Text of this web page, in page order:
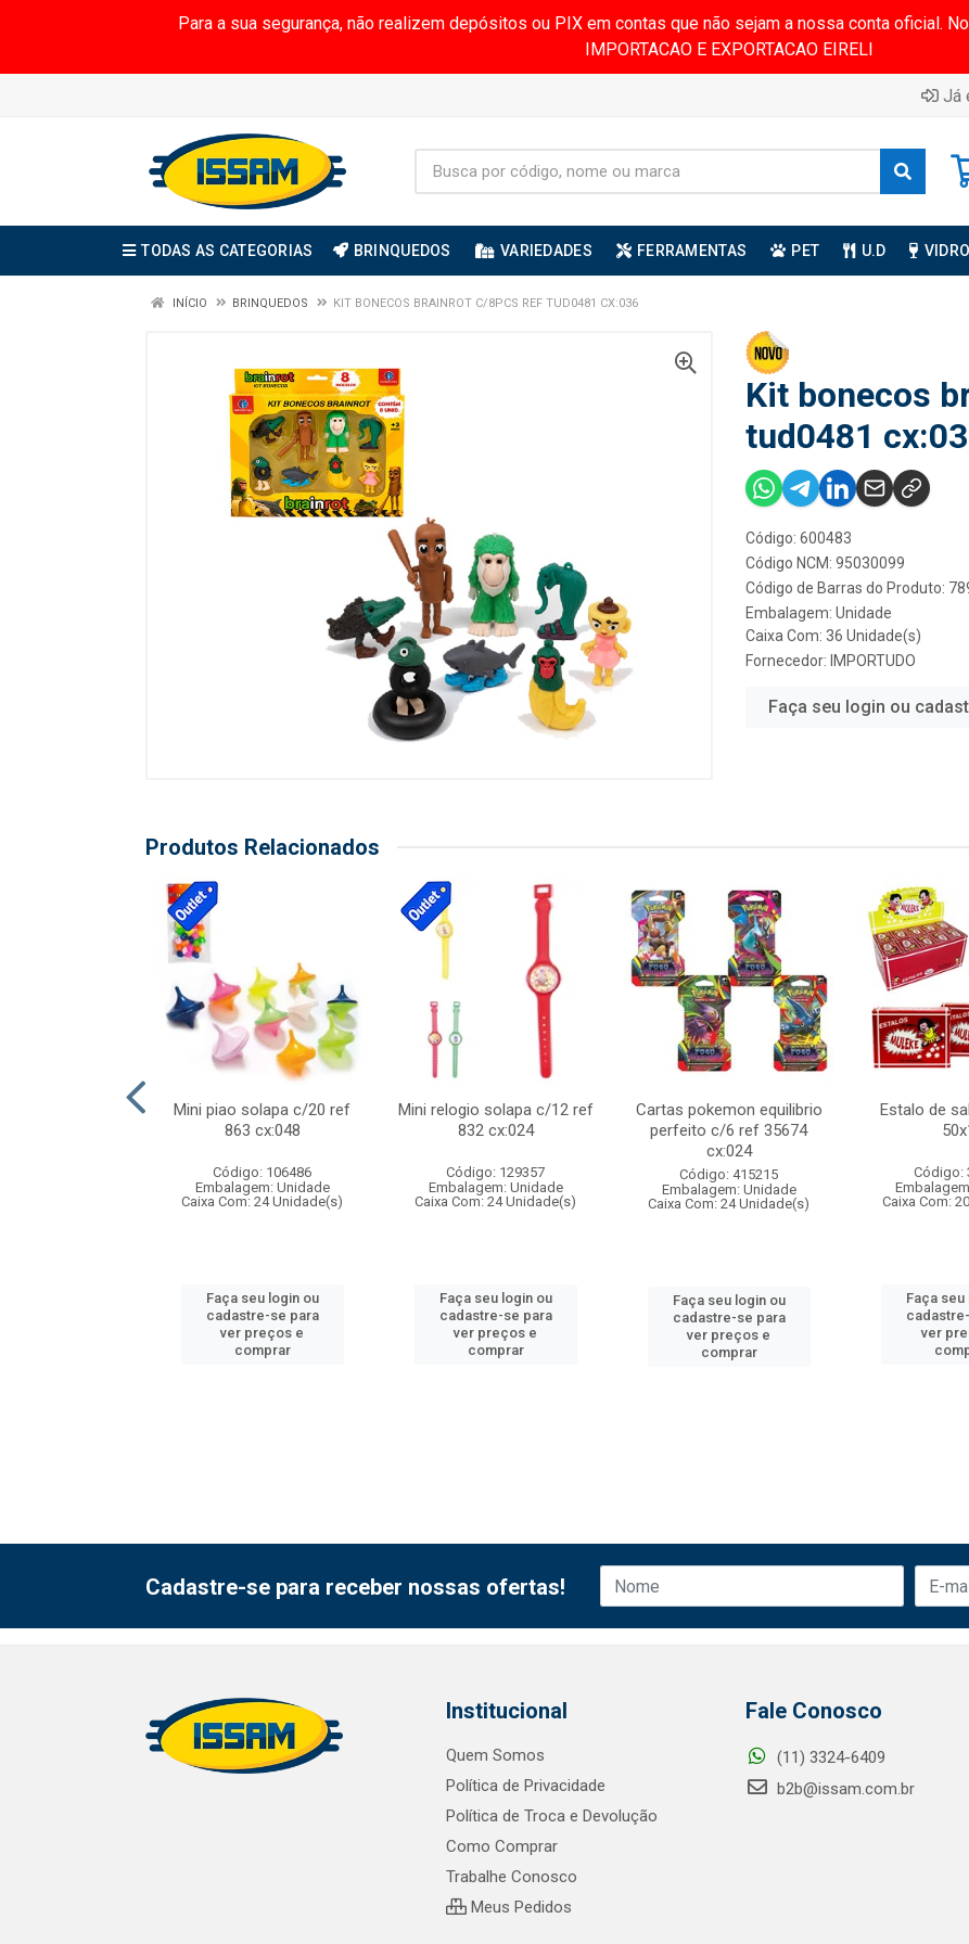
Para a sua segurança, não realizem depósitos ou PIX em contas que não sejam a nossa conta oficial.
IMPORTACAO E EXPORTACAO EIRELI
Já
TODAS AS CATEGORIAS BRINQUEDOS VARIEDADES FERRAMENTAS PET U.D
INÍCIO BRINQUEDOS KIT BONECOS BRAINROT C/8PCS REF TUD0481 CX:036
Kit bonecos
tud0481
Código: 600483
Código NCM: 95030099
Código de Barras do Produto:
Embalagem: Unidade
Caixa Com: 36 Unidade(s)
Fornecedor: IMPORTUDO
Faça seu login ou
Produtos Relacionados
Mini piao solapa c/20 ref
863 cx:048
Código: 106486
Embalagem: Unidade
Caixa Com: 24 Unidade(s)
Faça seu login ou
cadastre-se para
ver preços e
comprar
Mini relogio solapa c/12 ref
832 cx:024
Código: 129357
Embalagem: Unidade
Caixa Com: 24 Unidade(s)
Faça seu login ou
cadastre-se para
ver preços e
comprar
Cartas pokemon equilibrio
perfeito c/6 ref 35674
cx:024
Código: 415215
Embalagem: Unidade
Caixa Com: 24 Unidade(s)
Faça seu login ou
cadastre-se para
ver preços e
comprar
Estalo de
Código:
Caixa Com:
Faça seu
ver
Cadastre-se para receber nossas ofertas!
Institucional
Quem Somos
Política de Privacidade
Política de Troca e Devolução
Como Comprar
Trabalhe Conosco
Meus Pedidos
Fale Conosco
(11) 3324-6409
b2b@issam.com.br